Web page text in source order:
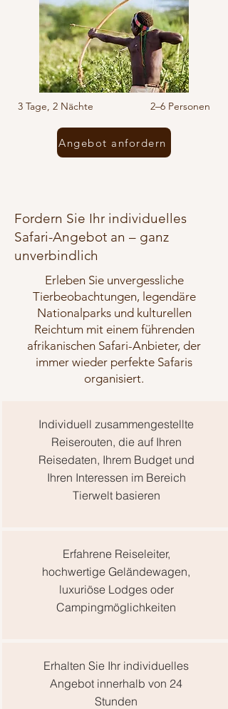
3 Tage, 2 Nächte 2–6 Personen
Angebot anfordern
Fordern Sie Ihr individuelles
Safari-Angebot an – ganz
unverbindlich
Erleben Sie unvergessliche
Tierbeobachtungen, legendäre
Nationalparks und kulturellen
Reichtum mit einem führenden
afrikanischen Safari-Anbieter, der
immer wieder perfekte Safaris
organisiert.
Individuell zusammengestellte
Reiserouten, die auf Ihren
Reisedaten, Ihrem Budget und
Ihren Interessen im Bereich
Tierwelt basieren
Erfahrene Reiseleiter,
hochwertige Geländewagen,
luxuriöse Lodges oder
Campingmöglichkeiten
Erhalten Sie Ihr individuelles
Angebot innerhalb von 24
Stunden